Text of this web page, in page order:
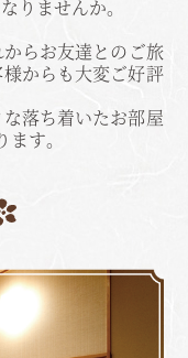
りませんか。
らお友達とのご旅
からも大変ご好評
落ち着いたお部屋
す。